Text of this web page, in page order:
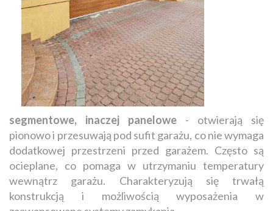
segmentowe, inaczej panelowe - otwierają się
pionowo i przesuwają pod sufit garażu, co nie wymaga
dodatkowej przestrzeni przed garażem. Często są
ocieplane, co pomaga w utrzymaniu temperatury
wewnątrz garażu. Charakteryzują się trwałą
konstrukcją i możliwością wyposażenia w